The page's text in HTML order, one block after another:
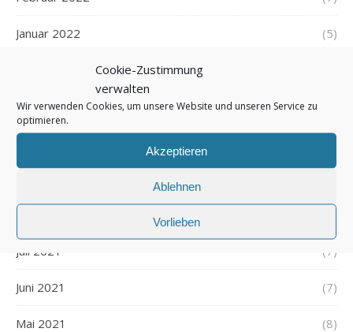
Cookie-Zustimmung
verwalten
Wir verwenden Cookies, um unsere Website und unseren Service zu
optimieren.
Akzeptieren
Ablehnen
Vorlieben
Januar 2022 (5)
Dezember 2021
November 2021
Oktober 2021 (6)
Juli 2021 (7)
Juni 2021 (7)
Mai 2021 (8)